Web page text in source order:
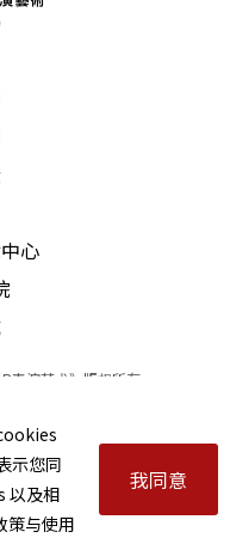
心
表演艺术》版权所有
Rights Reserved
以主办单位公告为准。
｜著作权声明
示您同
以及相
策与使用
我同意